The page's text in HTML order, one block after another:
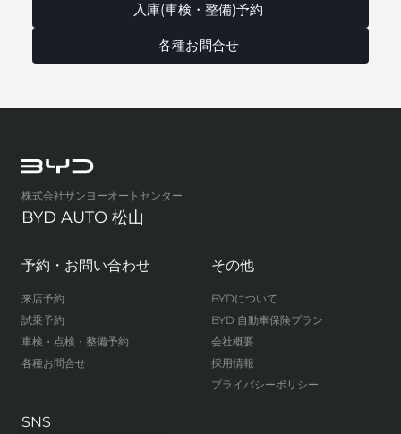
入庫(車検・整備)予約
各種お問合せ
株式会社サンヨーオートセンター
BYD AUTO 松山
予約・お問い合わせ
来店予約
試乗予約
車検・点検・整備予約
各種お問合せ
その他
BYDについて
BYD 自動車保険プラン
会社概要
採用情報
プライバシーポリシー
SNS